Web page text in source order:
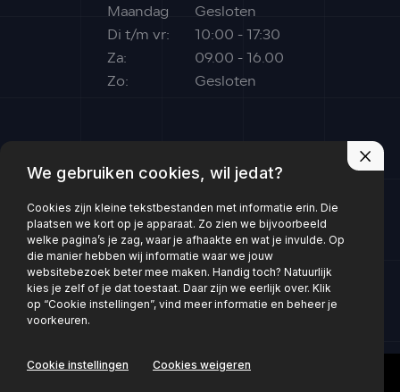
Maandag
Gesloten
Di t/m vr:
10:00 - 17:30
Za:
09.00 - 16.00
Zo:
Gesloten
Volg ons:
We gebruiken cookies, wil jedat?
Cookies zijn kleine tekstbestanden met informatie erin. Die
plaatsen we kort op je apparaat. Zo zien we bijvoorbeeld
welke pagina’s je zag, waar je afhaakte en wat je invulde. Op
die manier hebben wij informatie waar we jouw
websitebezoek beter mee maken. Handig toch? Natuurlijk
kies je zelf of je dat toestaat. Daar zijn we eerlijk over. Klik
op “Cookie instellingen”, vind meer informatie en beheer je
voorkeuren.
Cookie instellingen Cookies weigeren